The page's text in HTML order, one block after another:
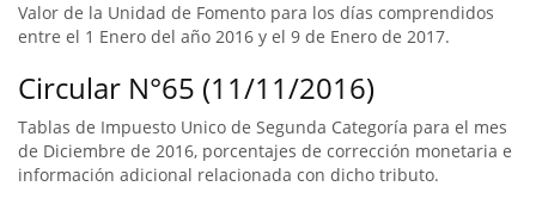
Valor de la Unidad de Fomento para los días comprendidos
entre el 1 Enero del año 2016 y el 9 de Enero de 2017.
Circular N°65 (11/11/2016)
Tablas de Impuesto Unico de Segunda Categoría para el mes
de Diciembre de 2016, porcentajes de corrección monetaria e
información adicional relacionada con dicho tributo.